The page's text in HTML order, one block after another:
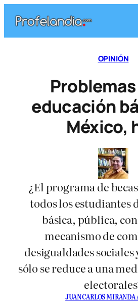
contenido
OPINIÓN
educación
México,
¿El programa de
todos los estudiantes
básica, pública,
mecanismo de
desigualdades sociales
sólo se reduce a una
JUAN CARLOS MIRANDA